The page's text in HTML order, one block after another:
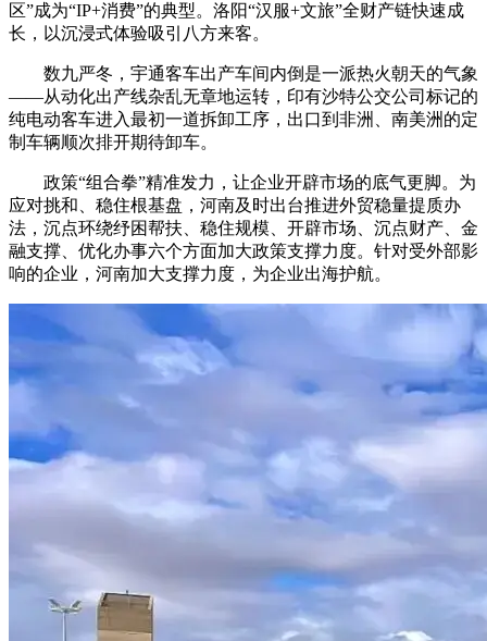
区”成为“IP+消费”的典型。洛阳“汉服+文旅”全财产链快速成
长，以沉浸式体验吸引八方来客。
数九严冬，宇通客车出产车间内倒是一派热火朝天的气象
——从动化出产线杂乱无章地运转，印有沙特公交公司标记的
纯电动客车进入最初一道拆卸工序，出口到非洲、南美洲的定
制车辆顺次排开期待卸车。
政策“组合拳”精准发力，让企业开辟市场的底气更脚。为
应对挑和、稳住根基盘，河南及时出台推进外贸稳量提质办
法，沉点环绕纾困帮扶、稳住规模、开辟市场、沉点财产、金
融支撑、优化办事六个方面加大政策支撑力度。针对受外部影
响的企业，河南加大支撑力度，为企业出海护航。